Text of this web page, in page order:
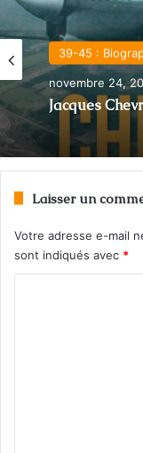
39-45 :
novembre 24,
Jacques
La Seconde
octobre 13, 2025
Roger
des FMR
Laisser un
Votre adresse e-mail
sont indiqués avec *